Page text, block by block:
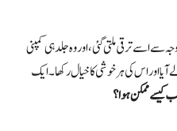
سے اسے ترقی ملتی گئی، اور وہ جلد ہی کمپنی
آیا اور اس کی ہر خوشی کا خیال رکھا۔ ایک